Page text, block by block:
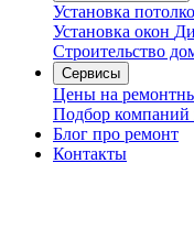
Установка
Установка окон
Строительство
Сервисы
Цены на
Подбор компаний
Блог про ремонт
Контакты